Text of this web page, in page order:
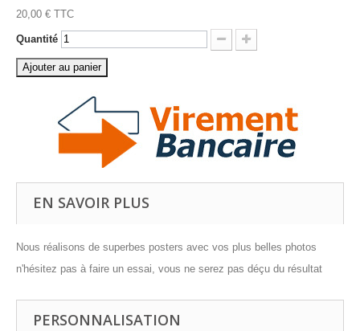
20,00 € TTC
Quantité
Ajouter au panier
EN SAVOIR PLUS
Nous réalisons de superbes posters avec vos plus belles photos
n'hésitez pas à faire un essai, vous ne serez pas déçu du résultat
PERSONNALISATION